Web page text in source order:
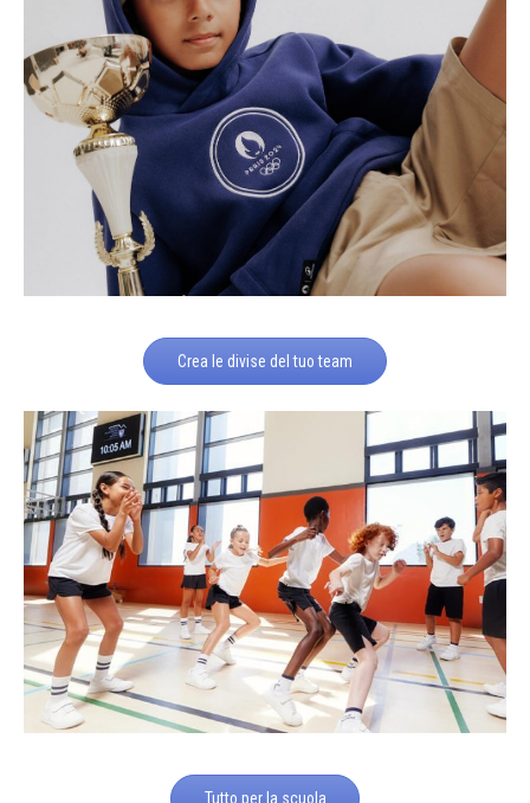
Crea le divise del tuo team
Tutto per la scuola